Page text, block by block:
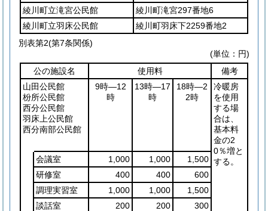
綾川町立滝宮公民館
綾川町滝宮297番地6
綾川町立羽床公民館
綾川町羽床下2259番地2
別表第2(第7条関係)
(単位：円)
公の施設名
使用料
備考
山田公民館
枌所公民館
西分公民館
羽床上公民館
西分南部公民館
9時―12
時
13時―17
時
18時―2
2時
冷暖房
を使用
する場
合は、
基本料
金の2
0％増と
する。
会議室 1,000 1,000
1,500
研修室
400 400
600
調理実習室
1,000 1,000
1,500
談話室
200 200
300